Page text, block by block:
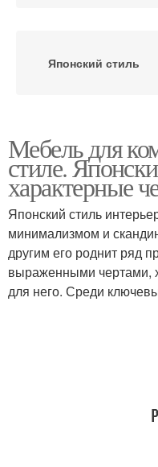
Японский стиль
Квартиры в японском
стиле
Кухня в японском
Мебель для
стиле.
характерные
Японский стиль
минимализмом и
другим его роднит ряд
выраженными чертами,
для него. Среди